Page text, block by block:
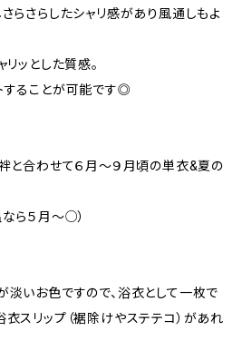
らさらしたシャリ感があり風通しもよ
ッとした質感。
することが可能です◎
と合わせて６月～９月頃の単衣&夏の
ら５月〜○）
いお色ですので、浴衣として一枚で
スリップ（裾除けやステテコ）があれ